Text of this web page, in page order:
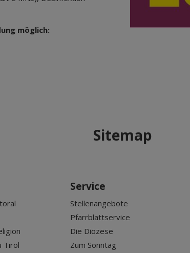
möglich:
Sitemap
Tirol
Service
Stellenangebote
Pfarrblattservice
Die Diözese
Zum Sonntag